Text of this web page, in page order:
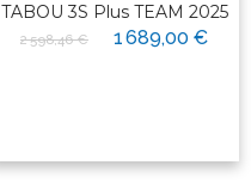
TABOU 3S Plus TEAM 2025
2 598,46 € 1 689,00 €